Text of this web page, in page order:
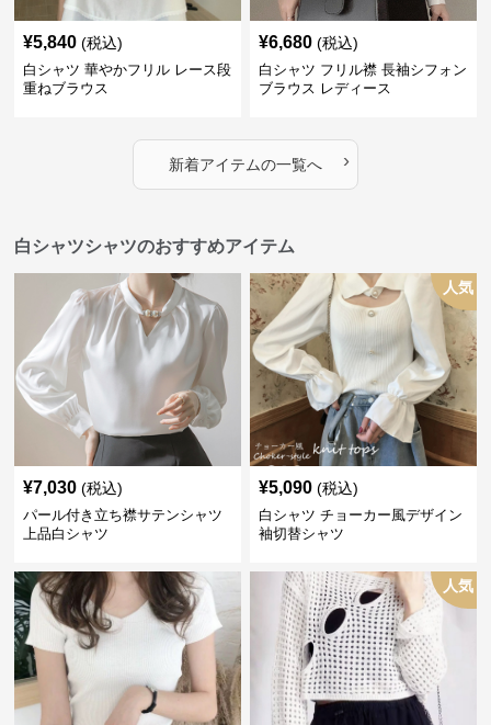
¥5,840 (税込)
白シャツ 華やかフリル レース段
重ねブラウス
¥6,680 (税込)
白シャツ フリル襟 長袖シフォン
ブラウス レディース
新着アイテムの一覧へ ›
白シャツシャツのおすすめアイテム
¥7,030 (税込)
パール付き立ち襟サテンシャツ
上品白シャツ
人気
¥5,090 (税込)
白シャツ チョーカー風デザイン
袖切替シャツ
人気